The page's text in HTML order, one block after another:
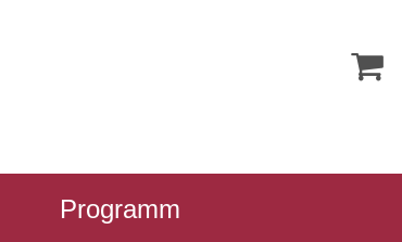
Programm